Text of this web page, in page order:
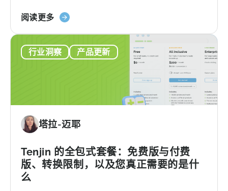
查
单
最重要且不稀释股权的融资框架之一。 该政
府体系，可报销50–70%的...
阅读更多关
耳
激
计
划
行业洞察 产品更新
塔拉-迈耶
Tenjin 的全包式套餐：免费版与付费
版、转换限制，以及您真正需要的是什
么